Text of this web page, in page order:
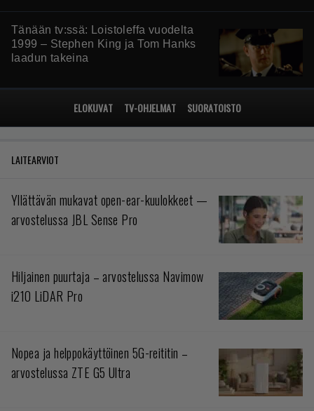
Tänään tv:ssä: Loistoleffa vuodelta
1999 – Stephen King ja Tom Hanks
laadun takeina
ELOKUVAT TV-OHJELMAT SUORATOISTO
LAITEARVIOT
Yllättävän mukavat open-ear-kuulokkeet —
arvostelussa JBL Sense Pro
Hiljainen puurtaja – arvostelussa Navimow
i210 LiDAR Pro
Nopea ja helppokäyttöinen 5G-reititin –
arvostelussa ZTE G5 Ultra